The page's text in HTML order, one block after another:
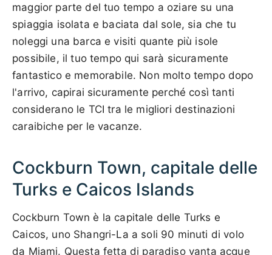
maggior parte del tuo tempo a oziare su una
spiaggia isolata e baciata dal sole, sia che tu
noleggi una barca e visiti quante più isole
possibile, il tuo tempo qui sarà sicuramente
fantastico e memorabile. Non molto tempo dopo
l'arrivo, capirai sicuramente perché così tanti
considerano le TCI tra le migliori destinazioni
caraibiche per le vacanze.
Cockburn Town, capitale delle
Turks e Caicos Islands
Cockburn Town è la capitale delle Turks e
Caicos, uno Shangri-La a soli 90 minuti di volo
da Miami. Questa fetta di paradiso vanta acque